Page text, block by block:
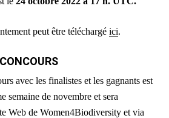
peut être téléchargé ici.
avec les finalistes et les gagnants est
semaine de novembre et sera
Web de Women4Biodiversity et via